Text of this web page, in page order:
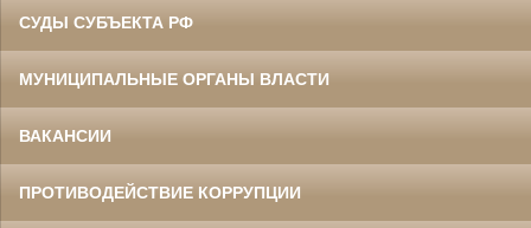
СУДЫ СУБЪЕКТА РФ
МУНИЦИПАЛЬНЫЕ ОРГАНЫ ВЛАСТИ
ВАКАНСИИ
ПРОТИВОДЕЙСТВИЕ КОРРУПЦИИ